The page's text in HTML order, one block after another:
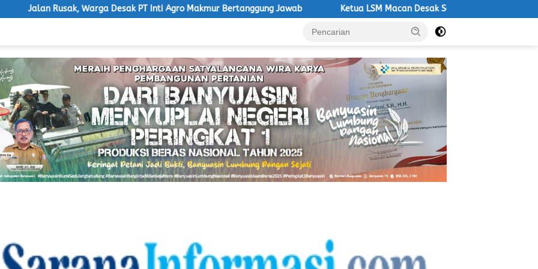
Desak PT Inti Agro Makmur Bertanggung Jawab Ketua LSM Macan Desak Satpol PP Tegakkan Aturan, Operasional PKS